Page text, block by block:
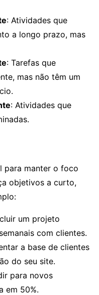
: Atividades que
a longo prazo, mas
: Tarefas que
mas não têm um
: Atividades que
para manter o foco
objetivos a curto,
um projeto
com clientes.
a base de clientes
do seu site.
para novos
em 50%.